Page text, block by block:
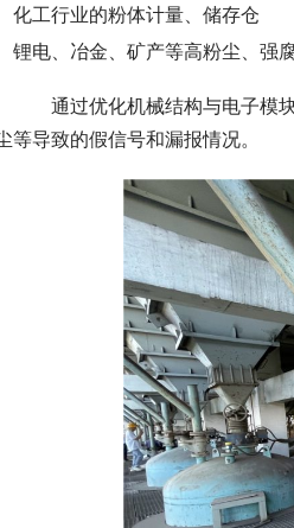
化工行业的粉体计量、储存仓
锂电、冶金、矿产等高粉尘、强
通过优化机械结构与电子模块
等导致的假信号和漏报情况。